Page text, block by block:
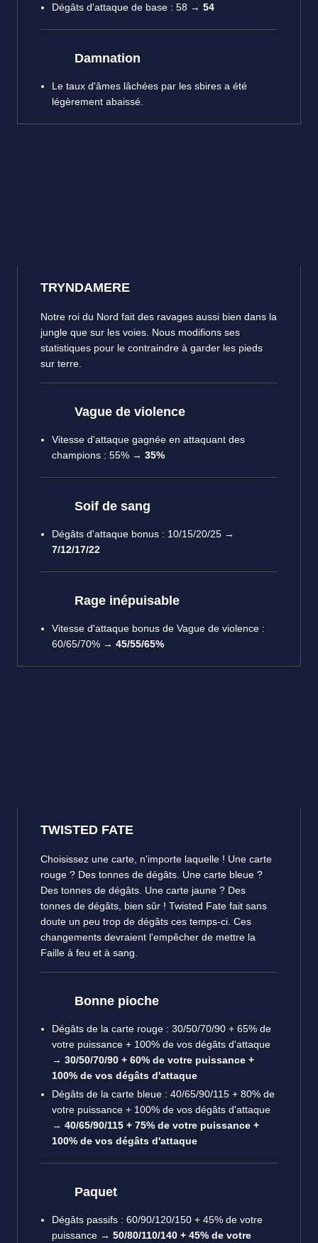
Dégâts d'attaque de base : 58 → 54
Damnation
Le taux d'âmes lâchées par les sbires a été
légèrement abaissé.
TRYNDAMERE
Notre roi du Nord fait des ravages aussi bien dans la
jungle que sur les voies. Nous modifions ses
statistiques pour le contraindre à garder les pieds
sur terre.
Vague de violence
Vitesse d'attaque gagnée en attaquant des
champions : 55% → 35%
Soif de sang
Dégâts d'attaque bonus : 10/15/20/25 →
7/12/17/22
Rage inépuisable
Vitesse d'attaque bonus de Vague de violence :
60/65/70% → 45/55/65%
TWISTED FATE
Choisissez une carte, n'importe laquelle ! Une carte
rouge ? Des tonnes de dégâts. Une carte bleue ?
Des tonnes de dégâts. Une carte jaune ? Des
tonnes de dégâts, bien sûr ! Twisted Fate fait sans
doute un peu trop de dégâts ces temps-ci. Ces
changements devraient l'empêcher de mettre la
Faille à feu et à sang.
Bonne pioche
Dégâts de la carte rouge : 30/50/70/90 + 65% de
votre puissance + 100% de vos dégâts d'attaque
→ 30/50/70/90 + 60% de votre puissance +
100% de vos dégâts d'attaque
Dégâts de la carte bleue : 40/65/90/115 + 80% de
votre puissance + 100% de vos dégâts d'attaque
→ 40/65/90/115 + 75% de votre puissance +
100% de vos dégâts d'attaque
Paquet
Dégâts passifs : 60/90/120/150 + 45% de votre
puissance → 50/80/110/140 + 45% de votre